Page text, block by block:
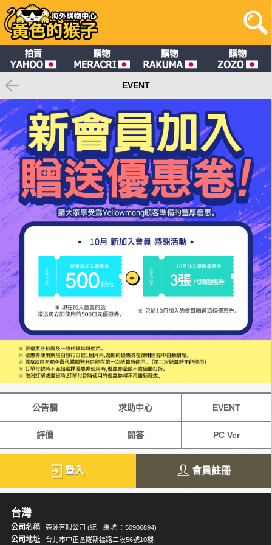
EVENT
公告欄 求助中心 EVENT
評價 問答 PC Ver
登入 會員註冊
台灣
公司名稱 森源有限公司 (統一編號 ：50906894)
公司地址 台北市中正區羅斯福路二段56號10樓